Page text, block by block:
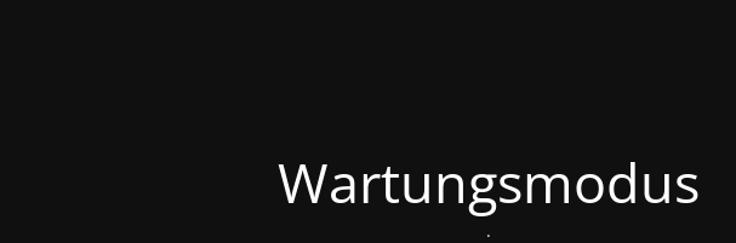
Wartungsmodus
.